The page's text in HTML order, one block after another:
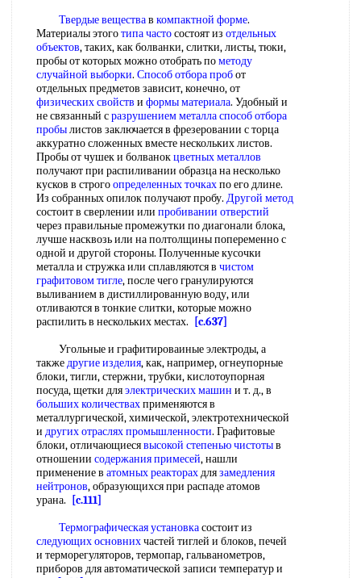
Твердые веществав компактной форме.
Материалы этоготипа частосостоят из отдельных
объектов, таких, как болванки, слитки, листы, тюки,
пробы от которых можно отобрать пометоду
случайной выборки. Способ отбора пробот
отдельных предметов зависит, конечно, от
физических свойств и формы материала. Удобный и
не связанный сразрушением металласпособ отбора
пробылистов заключается в фрезеровании с торца
аккуратно сложенных вместе нескольких листов.
Пробы от чушек и болванокцветных металлов
получают при распиливании образца на несколько
кусков в строгоопределенных точкахпо его длине.
Из собранных опилок получают пробу. Другой метод
состоит в сверлении или пробивании отверстий
через правильные промежутки по диагонали блока,
лучше насквозь или на полтолщины попеременно с
одной и другой стороны. Полученные кусочки
металла и стружка или сплавляются в чистом
графитовом тигле, после чего гранулируются
выливанием в дистиллированную воду, или
отливаются в тонкие слитки, которые можно
распилить в нескольких местах.
[c.637]
Угольные и графитироваиные электроды, а
такжедругие изделия, как, например, огнеупорные
блоки, тигли, стержни, трубки, кислотоупорная
посуда, щетки дляэлектрических машин и т. д., в
больших количествахприменяются в
металлургической, химической, электротехнической
и других отраслях промышленности. Графитовые
блоки, отличающиесявысокой степенью чистотыв
отношении содержания примесей, нашли
применение в атомных реакторахдлязамедления
нейтронов, образующихся при распаде атомов
урана.
[c.111]
Термографическая установкасостоит из
следующих основнихчастей тиглей и блоков, печей
и терморегуляторов, термопар, гальванометров,
приборов для автоматической записи температур и